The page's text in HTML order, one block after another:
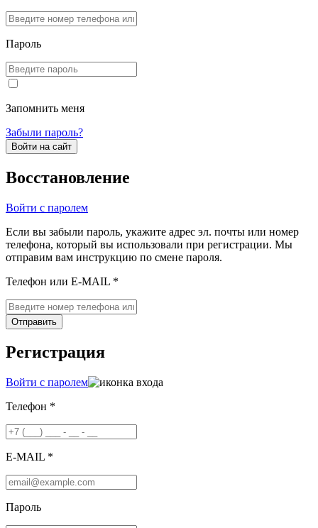
Пароль
Запомнить меня
Забыли пароль?
Войти на сайт
Восстановление
Войти с паролем
Если вы забыли пароль, укажите адрес эл. почты или номер
телефона, который вы использовали при регистрации. Мы
отправим вам инструкцию по смене пароля.
Телефон или E-MAIL *
Отправить
Регистрация
Войти с паролем
Телефон *
E-MAIL *
Пароль